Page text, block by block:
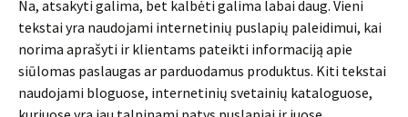
Na, atsakyti galima, bet kalbėti galima labai daug. Vieni
tekstai yra naudojami internetinių puslapių paleidimui, kai
norima aprašyti ir klientams pateikti informaciją apie
siūlomas paslaugas ar parduodamus produktus. Kiti tekstai
naudojami bloguose, internetinių svetainių kataloguose,